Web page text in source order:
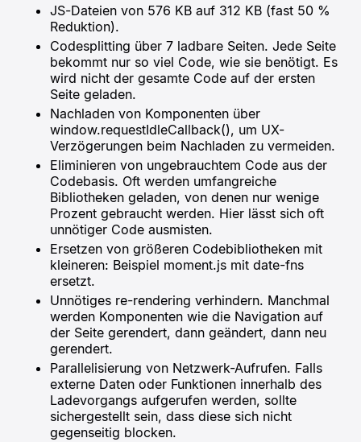
JS-Dateien von 576 KB auf 312 KB (fast 50 %
Reduktion).
Codesplitting über 7 ladbare Seiten. Jede Seite
bekommt nur so viel Code, wie sie benötigt. Es
wird nicht der gesamte Code auf der ersten
Seite geladen.
Nachladen von Komponenten über
window.requestIdleCallback(), um UX-
Verzögerungen beim Nachladen zu vermeiden.
Eliminieren von ungebrauchtem Code aus der
Codebasis. Oft werden umfangreiche
Bibliotheken geladen, von denen nur wenige
Prozent gebraucht werden. Hier lässt sich oft
unnötiger Code ausmisten.
Ersetzen von größeren Codebibliotheken mit
kleineren: Beispiel moment.js mit date-fns
ersetzt.
Unnötiges re-rendering verhindern. Manchmal
werden Komponenten wie die Navigation auf
der Seite gerendert, dann geändert, dann neu
gerendert.
Parallelisierung von Netzwerk-Aufrufen. Falls
externe Daten oder Funktionen innerhalb des
Ladevorgangs aufgerufen werden, sollte
sichergestellt sein, dass diese sich nicht
gegenseitig blocken.